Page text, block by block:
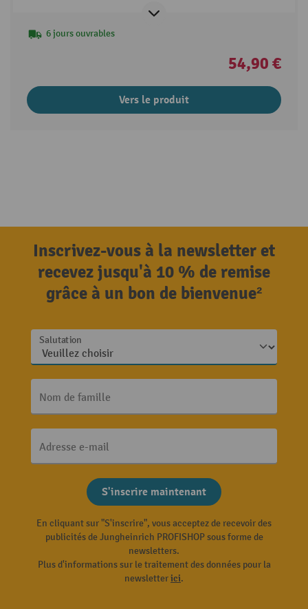
6 jours ouvrables
54,90 €
Vers le produit
Inscrivez-vous à la newsletter et
recevez jusqu'à 10 % de remise
grâce à un bon de bienvenue²
Salutation
Nom de famille
Adresse e-mail
S'inscrire maintenant
En cliquant sur "S'inscrire", vous acceptez de recevoir des
publicités de Jungheinrich PROFISHOP sous forme de
newsletters.
Plus d'informations sur le traitement des données pour la
newsletterici.